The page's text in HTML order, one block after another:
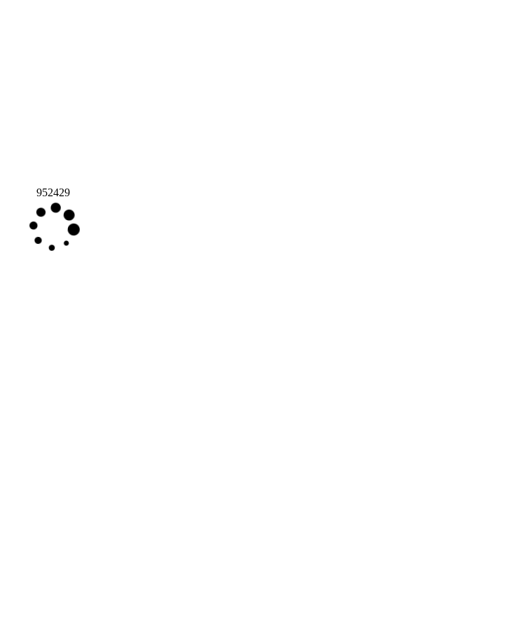
952429